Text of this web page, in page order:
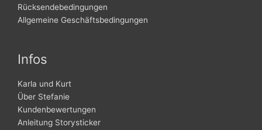
Rücksendebedingungen
Allgemeine Geschäftsbedingungen
Infos
Karla und Kurt
Über Stefanie
Kundenbewertungen
Anleitung Storysticker